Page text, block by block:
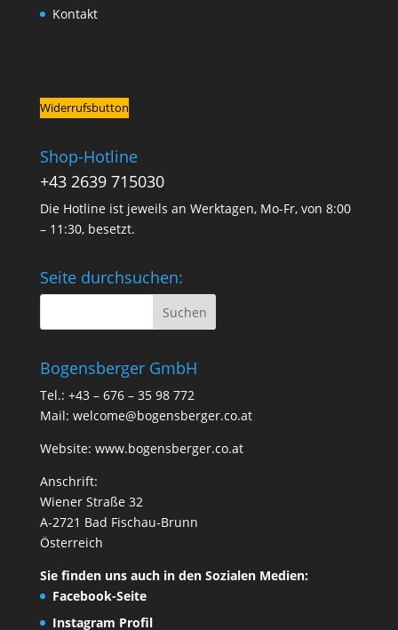
Kontakt
Widerrufsbutton
Shop-Hotline
+43 2639 715030
Die Hotline ist jeweils an Werktagen, Mo-Fr, von 8:00
– 11:30, besetzt.
Seite durchsuchen:
Bogensberger GmbH
Tel.: +43 – 676 – 35 98 772
Mail: welcome@bogensberger.co.at
Website: www.bogensberger.co.at
Anschrift:
Wiener Straße 32
A-2721 Bad Fischau-Brunn
Österreich
Sie finden uns auch in den Sozialen Medien:
Facebook-Seite
Instagram Profil